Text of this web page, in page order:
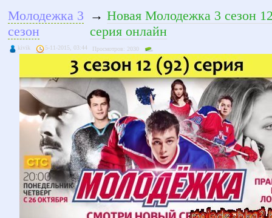
Молодежка 3
сезон
→ Новая Молодежка 3 сезон
серия онлайн
kivik 5-11-2015, 03:44 Просмотров: 2030